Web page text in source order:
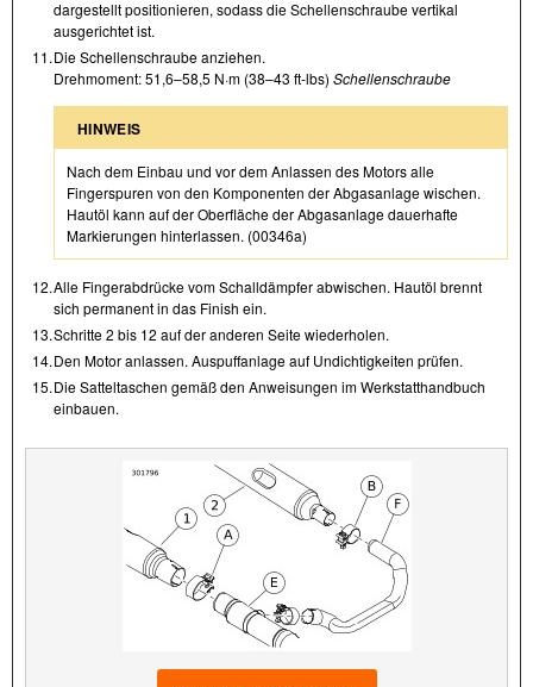
dargestellt positionieren, sodass die Schellenschraube vertikal
ausgerichtet ist.
11.Die Schellenschraube anziehen.
Drehmoment: 51,6–58,5 N·m (38–43 ft-lbs) Schellenschraube
HINWEIS
Nach dem Einbau und vor dem Anlassen des Motors alle
Fingerspuren von den Komponenten der Abgasanlage wischen.
Hautöl kann auf der Oberfläche der Abgasanlage dauerhafte
Markierungen hinterlassen. (00346a)
12.Alle Fingerabdrücke vom Schalldämpfer abwischen. Hautöl brennt
sich permanent in das Finish ein.
13.Schritte 2 bis 12 auf der anderen Seite wiederholen.
14.Den Motor anlassen. Auspuffanlage auf Undichtigkeiten prüfen.
15.Die Satteltaschen gemäß den Anweisungen im Werkstatthandbuch
einbauen.